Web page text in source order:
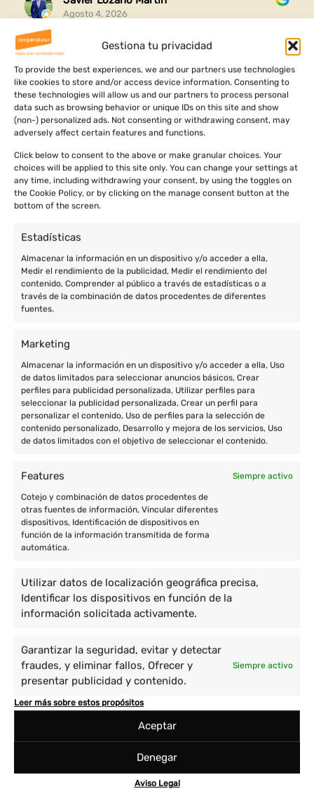
Gestiona tu privacidad
To provide the best experiences, we and our partners use technologies
like cookies to store and/or access device information. Consenting to
these technologies will allow us and our partners to process personal
data such as browsing behavior or unique IDs on this site and show
(non-) personalized ads. Not consenting or withdrawing consent, may
adversely affect certain features and functions.
Click below to consent to the above or make granular choices. Your
choices will be applied to this site only. You can change your settings at
any time, including withdrawing your consent, by using the toggles on
the Cookie Policy, or by clicking on the manage consent button at the
bottom of the screen.
Estadísticas
Almacenar la información en un dispositivo y/o acceder a ella,
Medir el rendimiento de la publicidad, Medir el rendimiento del
contenido, Comprender al público a través de estadísticas o a
través de la combinación de datos procedentes de diferentes
fuentes.
Marketing
Almacenar la información en un dispositivo y/o acceder a ella, Uso
de datos limitados para seleccionar anuncios básicos, Crear
perfiles para publicidad personalizada, Utilizar perfiles para
seleccionar la publicidad personalizada, Crear un perfil para
personalizar el contenido, Uso de perfiles para la selección de
contenido personalizado, Desarrollo y mejora de los servicios, Uso
de datos limitados con el objetivo de seleccionar el contenido.
Features Siempre activo
Cotejo y combinación de datos procedentes de
otras fuentes de información, Vincular diferentes
dispositivos, Identificación de dispositivos en
función de la información transmitida de forma
automática.
Utilizar datos de localización geográfica precisa,
Identificar los dispositivos en función de la
información solicitada activamente.
Garantizar la seguridad, evitar y detectar
fraudes, y eliminar fallos, Ofrecer y
presentar publicidad y contenido.
Siempre activo
Leer más sobre estos propósitos
Aceptar
Denegar
Aviso Legal
Agosto 4, 2026
Gracias por esta experiencia completa que me habéis
organizado y me ha ayudado a conocer mi raíces y
ver dónde vengo
Ha sido un viaje increíble lleno de aventuras cultura y
aprendizajes personales
Leer más
Enric Prat de la Riba, 77 de Granollers (Barcelona)
+34 933 801 674
+34 677 004 657
contacto@cooperatour.org
Destinos
Voluntariado en África
Voluntario en América
Cuidado de niños y enseñanza
Empoderamiento de la mujer
Immersión cultural
Prácticas Universitarias
Sanidad
Voluntariado Corporativo
Cooperatour
Voluntariado ONG